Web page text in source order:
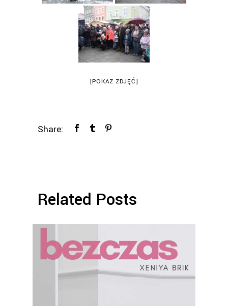
[POKAZ ZDJĘĆ]
Share:
Related Posts